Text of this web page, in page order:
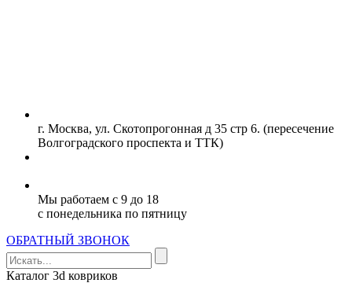
г. Москва, ул. Скотопрогонная д 35 стр 6. (пересечение
Волгоградского проспекта и ТТК)
Мы работаем с 9 до 18
с понедельника по пятницу
ОБРАТНЫЙ ЗВОНОК
Каталог 3d ковриков